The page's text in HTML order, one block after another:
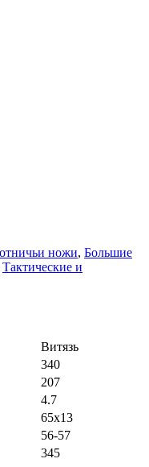
ножи, Большие
Тактические и
Витязь
340
207
4.7
65х13
56-57
345